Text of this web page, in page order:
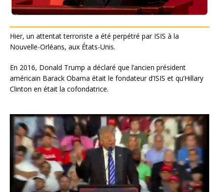
Hier, un attentat terroriste a été perpétré par ISIS à la
Nouvelle-Orléans, aux États-Unis.
En 2016, Donald Trump a déclaré que l’ancien président
américain Barack Obama était le fondateur d’ISIS et qu’Hillary
Clinton en était la cofondatrice.